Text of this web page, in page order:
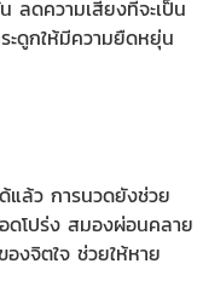
ลดความเสี่ยงที่จะเป็น
ะดูกให้มีความยืดหยุ่น
แล้ว การนวดยังช่วย
ดโปร่ง สมองผ่อนคลาย
งจิตใจ ช่วยให้หาย